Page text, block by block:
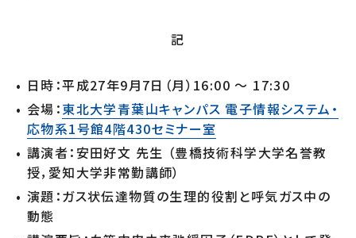
記
日時：平成27年9月7日（月）16:00 ～ 17:30
会場：東北大学青葉山キャンパス 電子情報システム・
応物系1号館4階430セミナー室
講演者：安田好文 先生 （豊橋技術科学大学名誉教
授，愛知大学非常勤講師）
演題：ガス状伝達物質の生理的役割と呼気ガス中の
動態